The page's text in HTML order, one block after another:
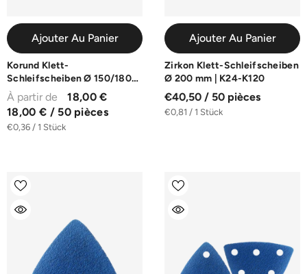
Ajouter Au Panier
Korund Klett-
Schleifscheiben Ø 150/180
mm | K24-K100
À partir de
18,00 €
18,00 € / 50 pièces
€0,36 / 1 Stück
Ajouter Au Panier
Zirkon Klett-Schleifscheiben
Ø 200 mm | K24-K120
€40,50 / 50 pièces
€0,81 / 1 Stück